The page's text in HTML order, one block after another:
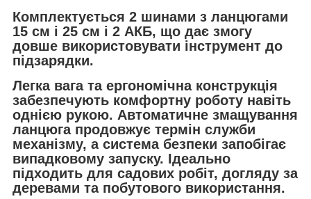
Комплектується 2 шинами з ланцюгами
15 см і 25 см і 2 АКБ, що дає змогу
довше використовувати інструмент до
підзарядки.
Легка вага та ергономічна конструкція
забезпечують комфортну роботу навіть
однією рукою. Автоматичне змащування
ланцюга продовжує термін служби
механізму, а система безпеки запобігає
випадковому запуску. Ідеально
підходить для садових робіт, догляду за
деревами та побутового використання.